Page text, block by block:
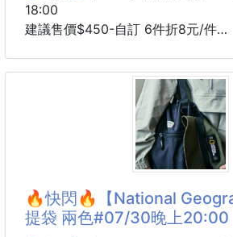
搭牛仔褲、短裙、寬褲都很好看
兩色都很適合日常穿搭
上學、出門、旅行都可以直接套上
款式：
18:00
建議售價$450-自訂 6件折8元/件
這款真的超可愛又很日常！
Sunday Marathon 熊熊圖案
可愛但不會太幼稚
單穿就很有亮點✨
🔥快閃🔥【National
提袋 兩色#07/30晚上20:00